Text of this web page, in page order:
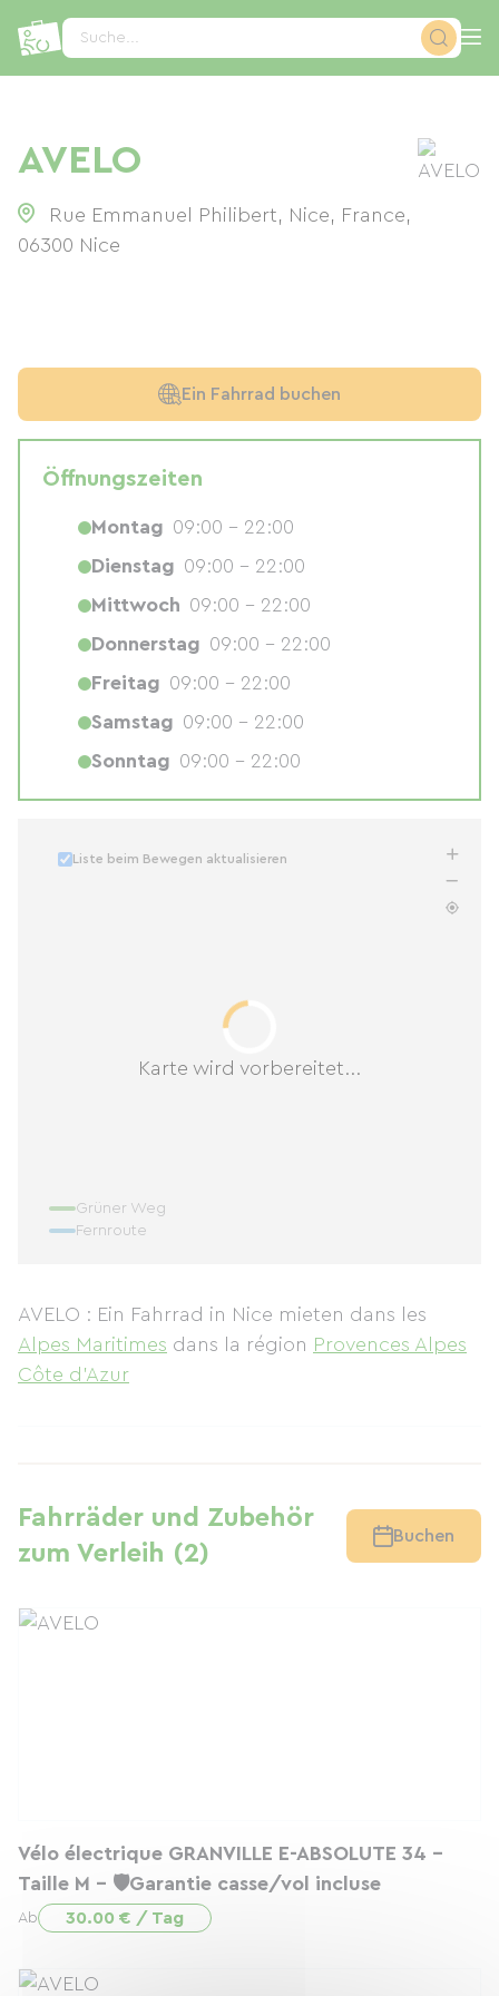
Suche...
AVELO
Rue Emmanuel Philibert, Nice, France,
06300 Nice
Karte wird vorbereitet...
Liste beim Bewegen aktualisieren
Grüner Weg
Fernroute
AVELO : Ein Fahrrad in Nice mieten dans les
Alpes Maritimes dans la région Provences Alpes
Côte d'Azur
Fahrräder und Zubehör
zum Verleih (2)
Buchen
Vélo électrique GRANVILLE E-ABSOLUTE 34 -
Taille M - 🛡️Garantie casse/vol incluse
Ab 30.00 € / Tag
Ein Fahrrad buchen
Öffnungszeiten
Montag 09:00 - 22:00
Dienstag 09:00 - 22:00
Mittwoch 09:00 - 22:00
Donnerstag 09:00 - 22:00
Freitag 09:00 - 22:00
Samstag 09:00 - 22:00
Sonntag 09:00 - 22:00
Cookie-Einstellungen